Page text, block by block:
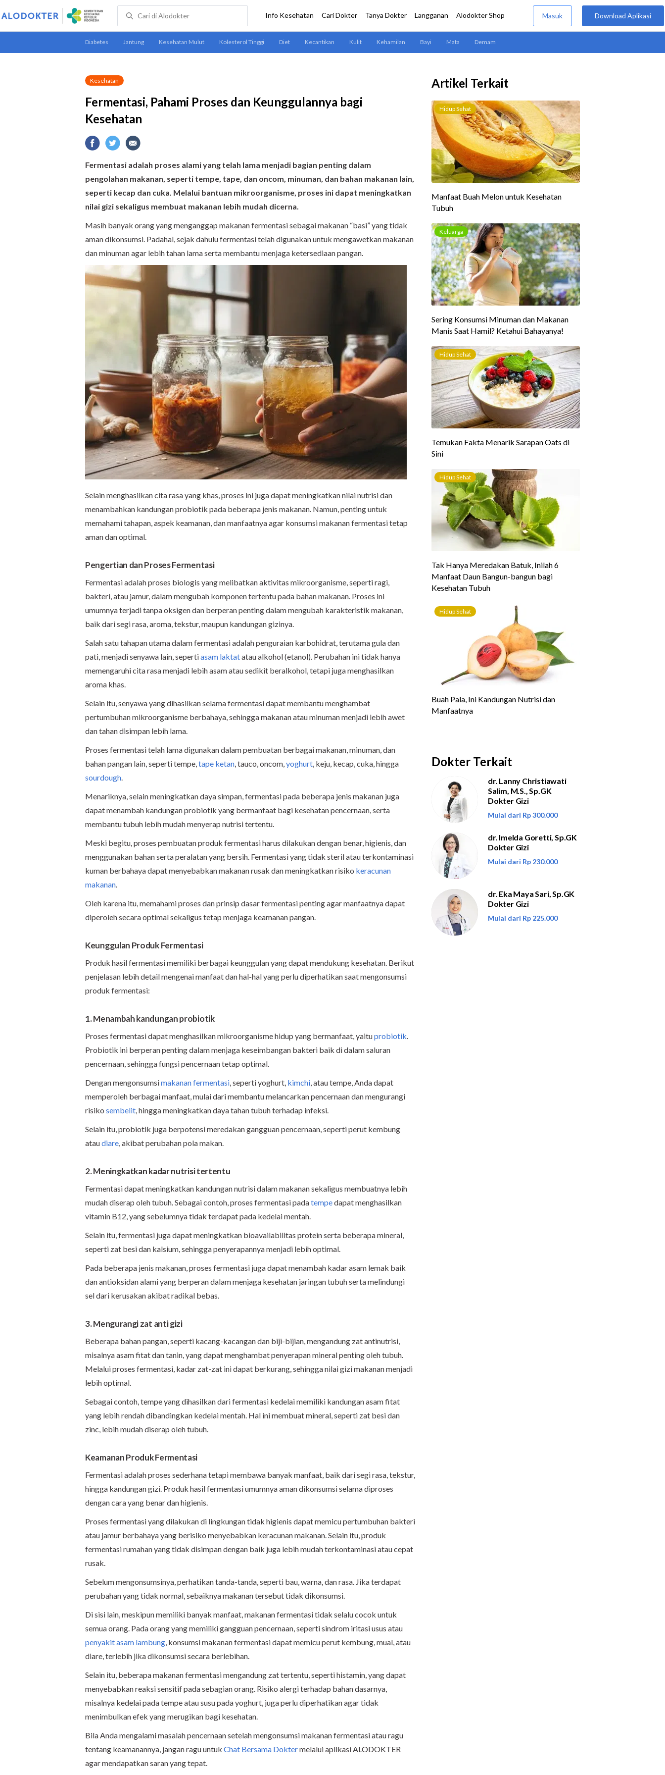
Kesehatan
Fermentasi, Pahami Proses dan Keunggulannya bagi
Kesehatan
Fermentasi adalah proses alami yang telah lama menjadi bagian penting dalam
pengolahan makanan, seperti tempe, tape, dan oncom, minuman, dan bahan makanan lain,
seperti kecap dan cuka. Melalui bantuan mikroorganisme, proses ini dapat meningkatkan
nilai gizi sekaligus membuat makanan lebih mudah dicerna.
Masih banyak orang yang menganggap makanan fermentasi sebagai makanan “basi” yang tidak
aman dikonsumsi. Padahal, sejak dahulu fermentasi telah digunakan untuk mengawetkan makanan
dan minuman agar lebih tahan lama serta membantu menjaga ketersediaan pangan.
Selain menghasilkan cita rasa yang khas, proses ini juga dapat meningkatkan nilai nutrisi dan
menambahkan kandungan probiotik pada beberapa jenis makanan. Namun, penting untuk
memahami tahapan, aspek keamanan, dan manfaatnya agar konsumsi makanan fermentasi tetap
aman dan optimal.
Pengertian dan Proses Fermentasi
Fermentasi adalah proses biologis yang melibatkan aktivitas mikroorganisme, seperti ragi,
bakteri, atau jamur, dalam mengubah komponen tertentu pada bahan makanan. Proses ini
umumnya terjadi tanpa oksigen dan berperan penting dalam mengubah karakteristik makanan,
baik dari segi rasa, aroma, tekstur, maupun kandungan gizinya.
Salah satu tahapan utama dalam fermentasi adalah penguraian karbohidrat, terutama gula dan
pati, menjadi senyawa lain, sepertiasam laktatatau alkohol (etanol). Perubahan ini tidak hanya
memengaruhi cita rasa menjadi lebih asam atau sedikit beralkohol, tetapi juga menghasilkan
aroma khas.
Selain itu, senyawa yang dihasilkan selama fermentasi dapat membantu menghambat
pertumbuhan mikroorganisme berbahaya, sehingga makanan atau minuman menjadi lebih awet
dan tahan disimpan lebih lama.
Proses fermentasi telah lama digunakan dalam pembuatan berbagai makanan, minuman, dan
bahan pangan lain, seperti tempe,tape ketan, tauco, oncom,yoghurt, keju, kecap, cuka, hingga
sourdough.
Menariknya, selain meningkatkan daya simpan, fermentasi pada beberapa jenis makanan juga
dapat menambah kandungan probiotik yang bermanfaat bagi kesehatan pencernaan, serta
membantu tubuh lebih mudah menyerap nutrisi tertentu.
Meski begitu, proses pembuatan produk fermentasi harus dilakukan dengan benar, higienis, dan
menggunakan bahan serta peralatan yang bersih. Fermentasi yang tidak steril atau terkontaminasi
kuman berbahaya dapat menyebabkan makanan rusak dan meningkatkan risiko keracunan
makanan.
Oleh karena itu, memahami proses dan prinsip dasar fermentasi penting agar manfaatnya dapat
diperoleh secara optimal sekaligus tetap menjaga keamanan pangan.
Keunggulan Produk Fermentasi
Produk hasil fermentasi memiliki berbagai keunggulan yang dapat mendukung kesehatan. Berikut
penjelasan lebih detail mengenai manfaat dan hal-hal yang perlu diperhatikan saat mengonsumsi
produk fermentasi:
1. Menambah kandungan probiotik
Proses fermentasi dapat menghasilkan mikroorganisme hidup yang bermanfaat, yaituprobiotik.
Probiotik ini berperan penting dalam menjaga keseimbangan bakteri baik di dalam saluran
pencernaan, sehingga fungsi pencernaan tetap optimal.
Dengan mengonsumsimakanan fermentasi, seperti yoghurt, kimchi, atau tempe, Anda dapat
memperoleh berbagai manfaat, mulai dari membantu melancarkan pencernaan dan mengurangi
risiko sembelit, hingga meningkatkan daya tahan tubuh terhadap infeksi.
Selain itu, probiotik juga berpotensi meredakan gangguan pencernaan, seperti perut kembung
ataudiare, akibat perubahan pola makan.
2. Meningkatkan kadar nutrisi tertentu
Fermentasi dapat meningkatkan kandungan nutrisi dalam makanan sekaligus membuatnya lebih
mudah diserap oleh tubuh. Sebagai contoh, proses fermentasi padatempedapat menghasilkan
vitamin B12, yang sebelumnya tidak terdapat pada kedelai mentah.
Selain itu, fermentasi juga dapat meningkatkan bioavailabilitas protein serta beberapa mineral,
seperti zat besi dan kalsium, sehingga penyerapannya menjadi lebih optimal.
Pada beberapa jenis makanan, proses fermentasi juga dapat menambah kadar asam lemak baik
dan antioksidan alami yang berperan dalam menjaga kesehatan jaringan tubuh serta melindungi
sel dari kerusakan akibat radikal bebas.
3. Mengurangi zat anti gizi
Beberapa bahan pangan, seperti kacang-kacangan dan biji-bijian, mengandung zat antinutrisi,
misalnya asam fitat dan tanin, yang dapat menghambat penyerapan mineral penting oleh tubuh.
Melalui proses fermentasi, kadar zat-zat ini dapat berkurang, sehingga nilai gizi makanan menjadi
lebih optimal.
Sebagai contoh, tempe yang dihasilkan dari fermentasi kedelai memiliki kandungan asam fitat
yang lebih rendah dibandingkan kedelai mentah. Hal ini membuat mineral, seperti zat besi dan
zinc, lebih mudah diserap oleh tubuh.
Keamanan Produk Fermentasi
Fermentasi adalah proses sederhana tetapi membawa banyak manfaat, baik dari segi rasa, tekstur,
hingga kandungan gizi. Produk hasil fermentasi umumnya aman dikonsumsi selama diproses
dengan cara yang benar dan higienis.
Proses fermentasi yang dilakukan di lingkungan tidak higienis dapat memicu pertumbuhan bakteri
atau jamur berbahaya yang berisiko menyebabkan keracunan makanan. Selain itu, produk
fermentasi rumahan yang tidak disimpan dengan baik juga lebih mudah terkontaminasi atau cepat
rusak.
Sebelum mengonsumsinya, perhatikan tanda-tanda, seperti bau, warna, dan rasa. Jika terdapat
perubahan yang tidak normal, sebaiknya makanan tersebut tidak dikonsumsi.
Di sisi lain, meskipun memiliki banyak manfaat, makanan fermentasi tidak selalu cocok untuk
semua orang. Pada orang yang memiliki gangguan pencernaan, seperti sindrom iritasi usus atau
penyakit asam lambung, konsumsi makanan fermentasi dapat memicu perut kembung, mual, atau
diare, terlebih jika dikonsumsi secara berlebihan.
Selain itu, beberapa makanan fermentasi mengandung zat tertentu, seperti histamin, yang dapat
menyebabkan reaksi sensitif pada sebagian orang. Risiko alergi terhadap bahan dasarnya,
misalnya kedelai pada tempe atau susu pada yoghurt, juga perlu diperhatikan agar tidak
menimbulkan efek yang merugikan bagi kesehatan.
Bila Anda mengalami masalah pencernaan setelah mengonsumsi makanan fermentasi atau ragu
tentang keamanannya, jangan ragu untuk Chat Bersama Doktermelalui aplikasi ALODOKTER
agar mendapatkan saran yang tepat.
Artikel Terkait
Dokter Terkait